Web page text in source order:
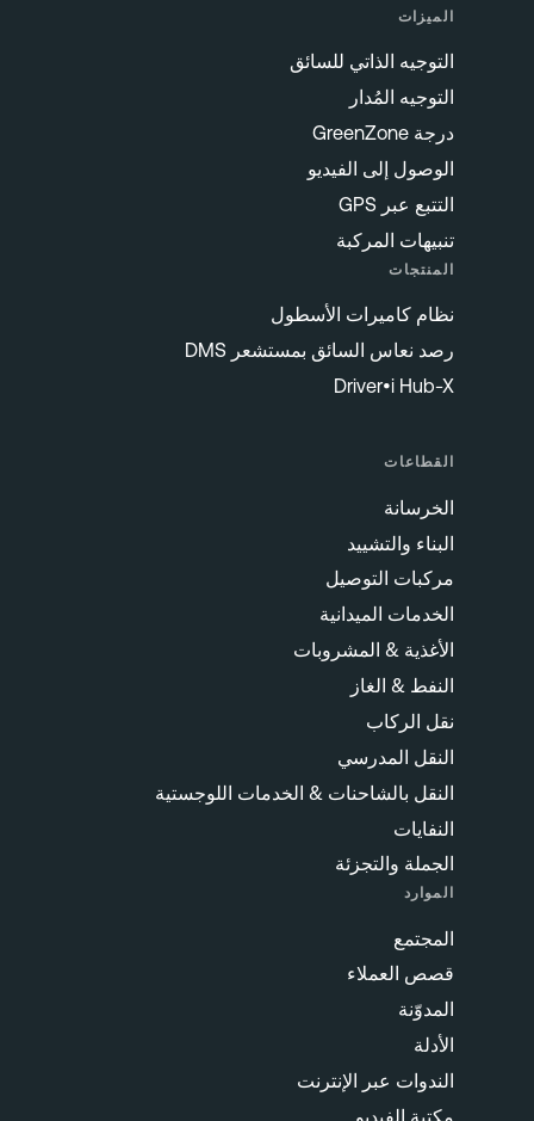
الميزات
التوجيه الذاتي للسائق
التوجيه المُدار
درجة GreenZone
الوصول إلى الفيديو
التتبع عبر GPS
تنبيهات المركبة
المنتجات
نظام كاميرات الأسطول
رصد نعاس السائق بمستشعر DMS
Driver•i Hub-X
القطاعات
الخرسانة
البناء والتشييد
مركبات التوصيل
الخدمات الميدانية
الأغذية & المشروبات
النفط & الغاز
نقل الركاب
النقل المدرسي
النقل بالشاحنات & الخدمات اللوجستية
النفايات
الجملة والتجزئة
الموارد
المجتمع
قصص العملاء
المدوّنة
الأدلة
الندوات عبر الإنترنت
مكتبة الفيديو